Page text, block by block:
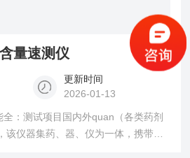
量速测仪
更新时间
2026-01-13
：测试项目国内外quan（各类药剂
该仪器集药、器、仪为一体，携带方